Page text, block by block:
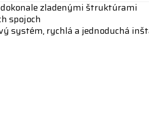
zladenými štruktúrami
spojoch
systém, rychlá a jednoduchá